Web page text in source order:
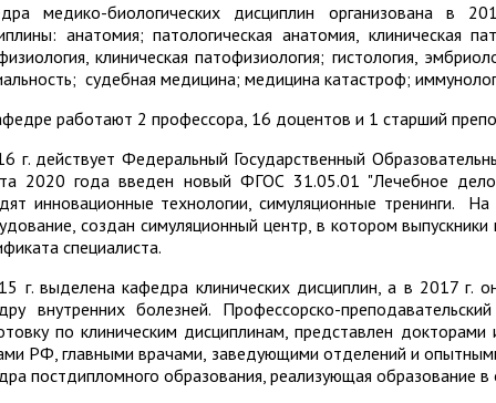
медико-биологических дисциплин организована в
анатомия; патологическая анатомия, клиническая
клиническая патофизиология; гистология,
судебная медицина; медицина катастроф;
работают 2 профессора, 16 доцентов и 1 старший
г. действует Федеральный Государственный
2020 года введен новый ФГОС 31.05.01 "Лечебное
инновационные технологии, симуляционные тренинги.
создан симуляционный центр, в котором
специалиста.
г. выделена кафедра клинических дисциплин, а в 2017 г.
внутренних болезней. Профессорско-
по клиническим дисциплинам, представлен
РФ, главными врачами, заведующими отделений и
постдипломного образования, реализующая